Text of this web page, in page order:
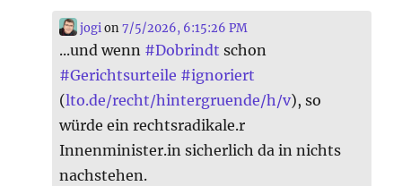
jogi on7/5/2026, 6:15:26 PM
...und wenn #Dobrindt schon
#Gerichtsurteile #ignoriert
(lto.de/recht/hintergruende/h/v), so
würde ein rechtsradikale.r
Innenminister.in sicherlich da in nichts
nachstehen.